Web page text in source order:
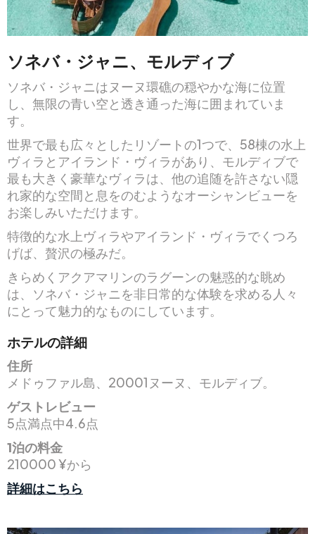
ソネバ・ジャニ、モルディブ
ソネバ・ジャニはヌーヌ環礁の穏やかな海に位置
し、無限の青い空と透き通った海に囲まれていま
す。
世界で最も広々としたリゾートの1つで、58棟の水上
ヴィラとアイランド・ヴィラがあり、モルディブで
最も大きく豪華なヴィラは、他の追随を許さない隠
れ家的な空間と息をのむようなオーシャンビューを
お楽しみいただけます。
特徴的な水上ヴィラやアイランド・ヴィラでくつろ
げば、贅沢の極みだ。
きらめくアクアマリンのラグーンの魅惑的な眺め
は、ソネバ・ジャニを非日常的な体験を求める人々
にとって魅力的なものにしています。
ホテルの詳細
住所
メドゥファル島、20001ヌーヌ、モルディブ。
ゲストレビュー
5点満点中4.6点
1泊の料金
210000 ¥から
詳細はこちら